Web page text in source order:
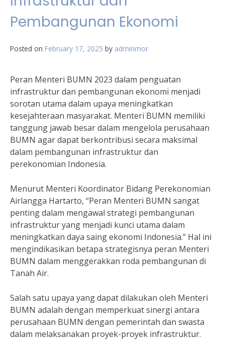
Pembangunan Ekonomi
Posted on February 17, 2025 by adminmor
Peran Menteri BUMN 2023 dalam penguatan
infrastruktur dan pembangunan ekonomi menjadi
sorotan utama dalam upaya meningkatkan
kesejahteraan masyarakat. Menteri BUMN memiliki
tanggung jawab besar dalam mengelola perusahaan
BUMN agar dapat berkontribusi secara maksimal
dalam pembangunan infrastruktur dan
perekonomian Indonesia.
Menurut Menteri Koordinator Bidang Perekonomian
Airlangga Hartarto, “Peran Menteri BUMN sangat
penting dalam mengawal strategi pembangunan
infrastruktur yang menjadi kunci utama dalam
meningkatkan daya saing ekonomi Indonesia.” Hal ini
mengindikasikan betapa strategisnya peran Menteri
BUMN dalam menggerakkan roda pembangunan di
Tanah Air.
Salah satu upaya yang dapat dilakukan oleh Menteri
BUMN adalah dengan memperkuat sinergi antara
perusahaan BUMN dengan pemerintah dan swasta
dalam melaksanakan proyek-proyek infrastruktur.